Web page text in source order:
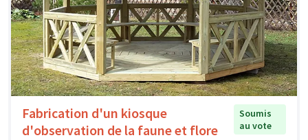
Fabrication d'un kiosque
d'observation de la faune et flore
Soumis
au vote